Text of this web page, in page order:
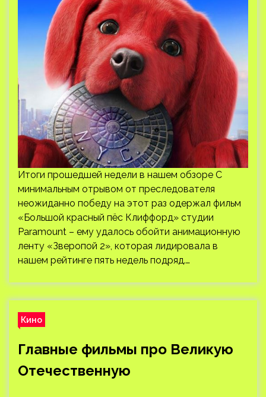
Итоги прошедшей недели в нашем обзоре С
минимальным отрывом от преследователя
неожиданно победу на этот раз одержал фильм
«Большой красный пёс Клиффорд» студии
Paramount – ему удалось обойти анимационную
ленту «Зверопой 2», которая лидировала в
нашем рейтинге пять недель подряд.…
Кино
Главные фильмы про Великую
Отечественную